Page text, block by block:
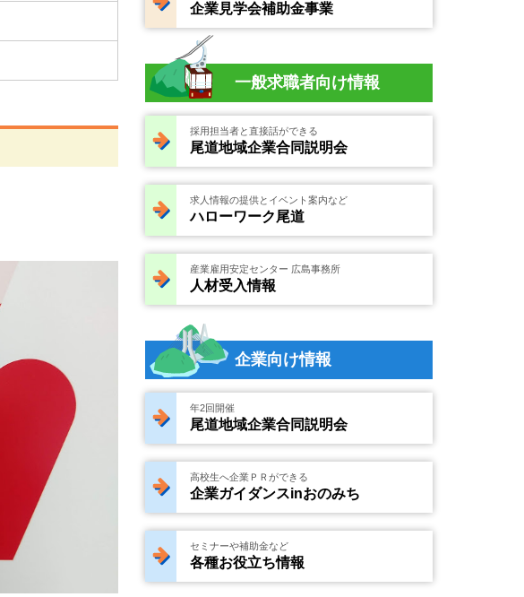
企業見学会補助金事業
一般求職者向け情報
採用担当者と直接話ができる
尾道地域企業合同説明会
求人情報の提供とイベント案内など
ハローワーク尾道
産業雇用安定センター 広島事務所
人材受入情報
企業向け情報
年2回開催
尾道地域企業合同説明会
高校生へ企業ＰＲができる
企業ガイダンスinおのみち
セミナーや補助金など
各種お役立ち情報